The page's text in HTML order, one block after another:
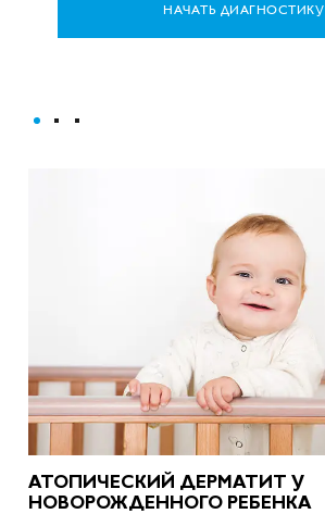
НАЧАТЬ ДИАГНОСТИКУ
АТОПИЧЕСКИЙ ДЕРМАТИТ У
НОВОРОЖДЕННОГО РЕБЕНКА